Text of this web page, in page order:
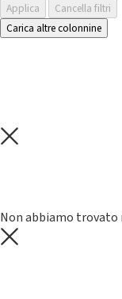
Applica
Cancella filtri
Carica altre colonnine
Non abbiamo trovato